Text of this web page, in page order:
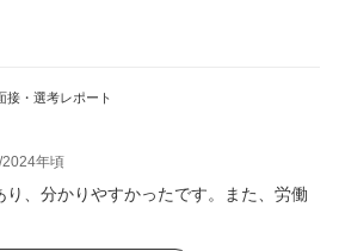
接・選考レポート
2024年頃
、分かりやすかったです。また、労働